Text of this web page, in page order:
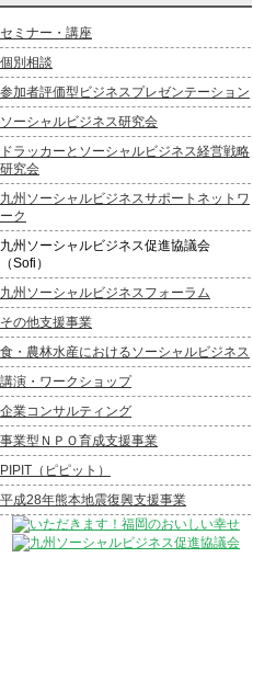
セミナー・講座
個別相談
参加者評価型ビジネスプレゼンテーション
ソーシャルビジネス研究会
ドラッカーとソーシャルビジネス経営戦略
研究会
九州ソーシャルビジネスサポートネットワ
ーク
九州ソーシャルビジネス促進協議会
（Sofi）
九州ソーシャルビジネスフォーラム
その他支援事業
食・農林水産におけるソーシャルビジネス
講演・ワークショップ
企業コンサルティング
事業型ＮＰＯ育成支援事業
PIPIT（ピピット）
平成28年熊本地震復興支援事業